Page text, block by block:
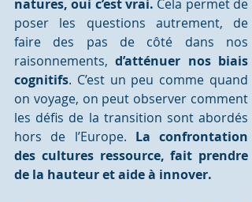
natures, oui c’est vrai. Cela permet de
poser les questions autrement, de
faire des pas de côté dans nos
raisonnements, d’atténuer nos biais
cognitifs. C’est un peu comme quand
on voyage, on peut observer comment
les défis de la transition sont abordés
hors de l’Europe. La confrontation
des cultures ressource, fait prendre
de la hauteur et aide à innover.